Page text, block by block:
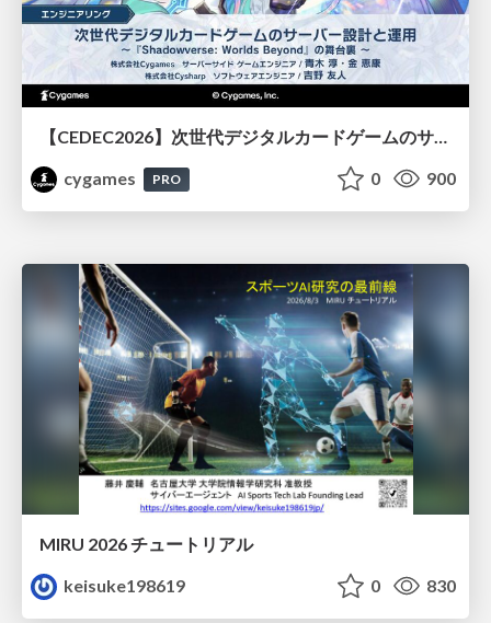
【CEDEC2026】次世代デジタルカードゲームのサーバー設計と運用 〜『Shadowverse: Worlds Beyond』の舞台裏～
cygames
PRO 0 900
MIRU 2026 チュートリアル
keisuke198619
0 830